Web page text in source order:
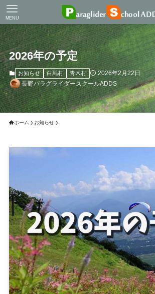
MENU
2026年の予定
お知らせ 白馬村 青木村
2026年2月22日
長野パラグライダースクールADDS
ホーム お知らせ